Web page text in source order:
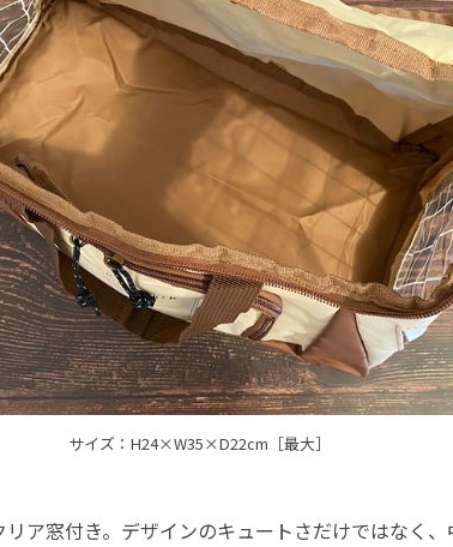
サイズ：H24×W35×D22cm［最大］
ア窓付き。デザインのキュートさだけではなく